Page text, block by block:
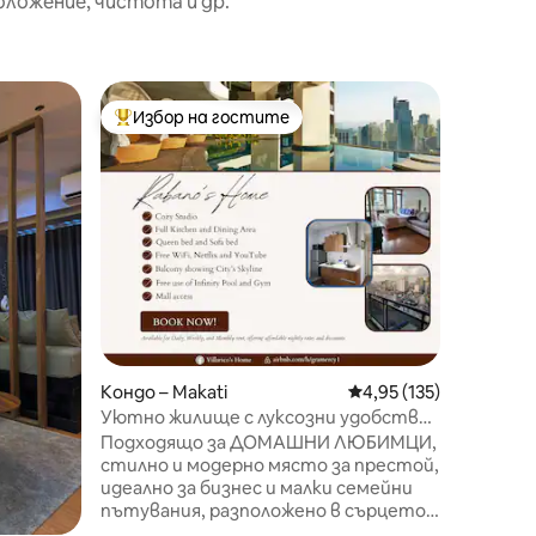
Най-популярен избор на гостите
Избор на гостите
Кондо – Makati Средна оценка: 4,95
4,95 (135)
Уютно жилище с луксозни удобства
и търговски център
Подходящо за ДОМАШНИ ЛЮБИМЦИ,
стилно и модерно място за престой,
идеално за бизнес и малки семейни
пътувания, разположено в сърцето